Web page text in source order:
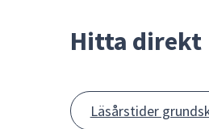
Hitta direkt
Läsårstider